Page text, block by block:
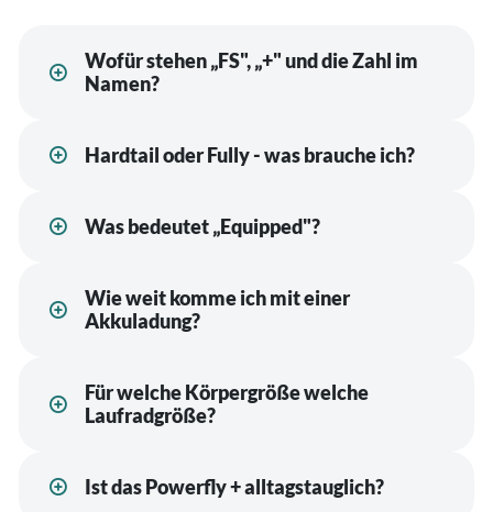
Wofür stehen „FS", „+" und die Zahl im
Namen?
Hardtail oder Fully - was brauche ich?
Was bedeutet „Equipped"?
Wie weit komme ich mit einer
Akkuladung?
Für welche Körpergröße welche
Laufradgröße?
Ist das Powerfly + alltagstauglich?